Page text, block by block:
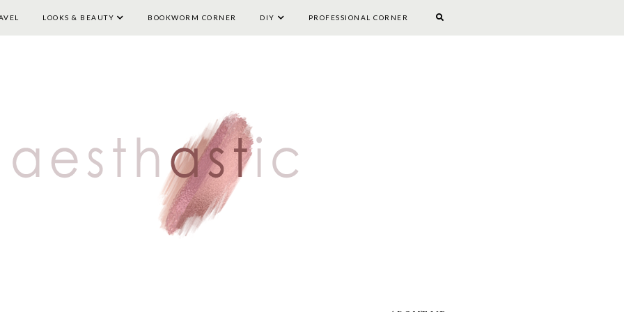
HOME LIFESTYLE TRAVEL LOOKS & BEAUTY BOOKWORM CORNER DIY
LOOKS & BEAUTY BOOKWORM CORNER DIY PROFESSIONAL CORNER